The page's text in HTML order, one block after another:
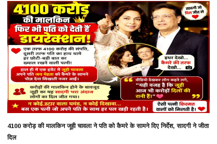
4100 करोड़ की मालकिन जूही चावला ने पति को कैमरे के सामने दिए निर्देश, सादगी ने जीता
दिल